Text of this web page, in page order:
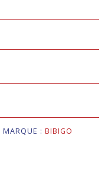
MARQUE : BIBIGO